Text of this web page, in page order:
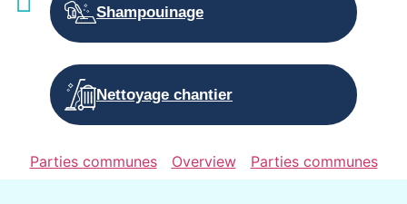
saisonnière
Shampouinage
Nettoyage chantier
Parties communes Overview Parties communes